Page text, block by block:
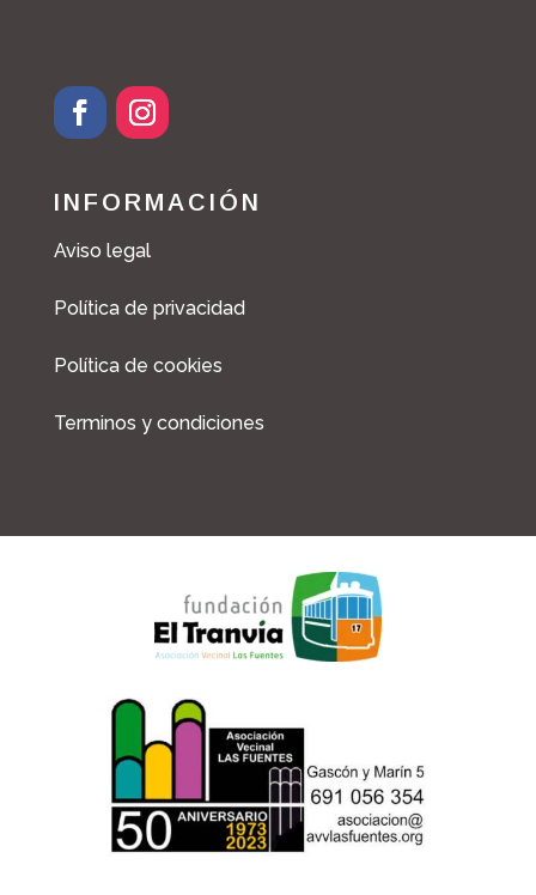
INFORMACIÓN
Aviso legal
Política de privacidad
Política de cookies
Terminos y condiciones